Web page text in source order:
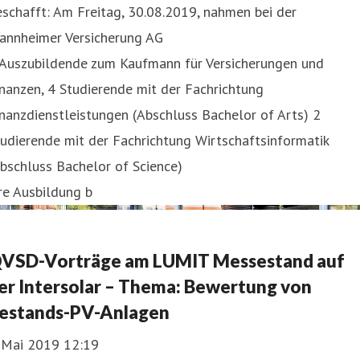
Am Freitag, 30.08.2019, nahmen bei der
Versicherung AG
zum Kaufmann für Versicherungen und
4 Studierende mit der Fachrichtung
(Abschluss Bachelor of Arts) 2
mit der Fachrichtung Wirtschaftsinformatik
Bachelor of Science)
Ausbildung b
Vorträge am LUMIT Messestand auf
Intersolar – Thema: Bewertung von
PV-Anlagen
2019 12:19